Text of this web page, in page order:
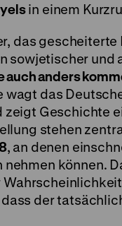
in einem
das
sowjetischer und
auch anders
das
Geschichte
stehen
, an denen
können.
der